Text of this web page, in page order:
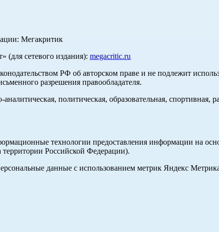
Мегакритик
(для сетевого издания): megacritic.ru
РФ об авторском праве и не подлежит
разрешения правообладателя.
политическая, образовательная, спортивная,
технологии предоставления информации на
Российской Федерации).
данные с использованием метрик Яндекс